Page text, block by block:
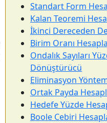
Standart Form
Kalan Teoremi
İkinci Dereceden
Birim Oranı
Ondalık Sayıları
Dönüştürücü
Eliminasyon
Ortak Payda
Hedefe Yüzde
Boole Cebiri